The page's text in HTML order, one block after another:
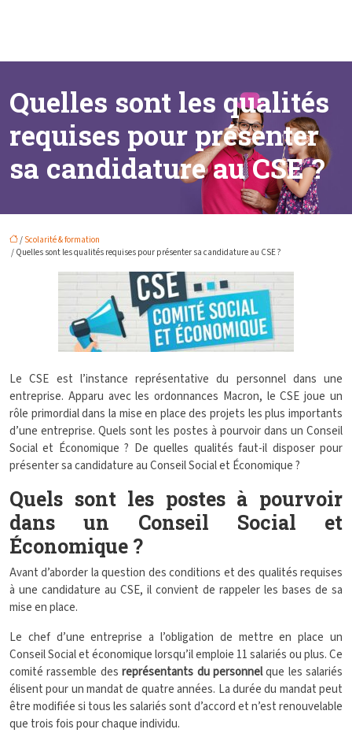
Quelles sont les qualités
requises pour présenter
sa candidature au CSE ?
/ Scolarité & formation
/ Quelles sont les qualités requises pour présenter sa candidature au CSE ?
Le CSE est l’instance représentative du personnel dans une
entreprise. Apparu avec les ordonnances Macron, le CSE joue un
rôle primordial dans la mise en place des projets les plus importants
d’une entreprise. Quels sont les postes à pourvoir dans un Conseil
Social et Économique ? De quelles qualités faut-il disposer pour
présenter sa candidature au Conseil Social et Économique ?
Quels sont les postes à pourvoir
dans un Conseil Social et
Économique ?
Avant d’aborder la question des conditions et des qualités requises
à une candidature au CSE, il convient de rappeler les bases de sa
mise en place.
Le chef d’une entreprise a l’obligation de mettre en place un
Conseil Social et économique lorsqu’il emploie 11 salariés ou plus. Ce
comité rassemble desreprésentants du personnelque les salariés
élisent pour un mandat de quatre années. La durée du mandat peut
être modifiée si tous les salariés sont d’accord et n’est renouvelable
que trois fois pour chaque individu.